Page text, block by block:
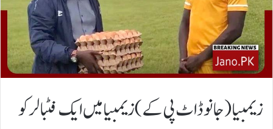
زیمبیا(جانوڈاٹ پی کے)زیمبیا میں ایک فٹبالر کو